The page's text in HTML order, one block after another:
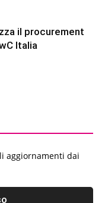
il procurement
Italia
aggiornamenti dai